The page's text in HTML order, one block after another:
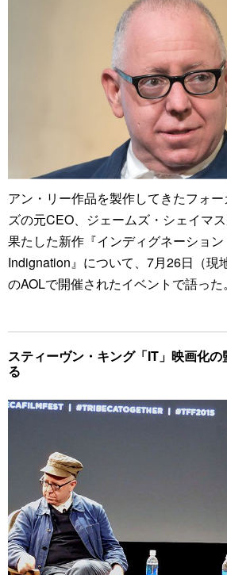
アン・リー作品を製作してきたフォ
ズの元CEO、ジェームズ・シェイマ
果たした新作『インディグネーショ
Indignation』について、7月26日（現
のAOLで開催されたイベントで語った。
スティーヴン・キング「IT」映画化
る